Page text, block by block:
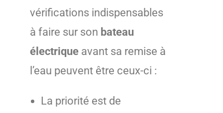
vérifications indispensables
à faire sur son bateau
électrique avant sa remise à
l’eau peuvent être ceux-ci :
La priorité est de